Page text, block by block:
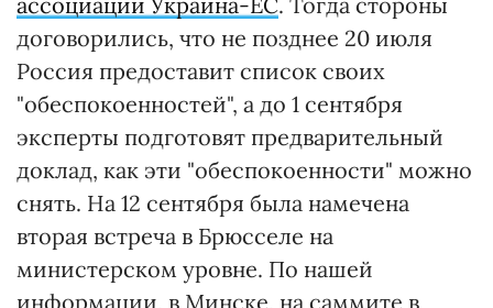
договорились, что не позднее 20 июля
Россия предоставит список своих
"обеспокоенностей", а до 1 сентября
эксперты подготовят предварительный
доклад, как эти "обеспокоенности" можно
снять. На 12 сентября была намечена
вторая встреча в Брюсселе на
министерском уровне. По нашей
информации, в Минске, на саммите в